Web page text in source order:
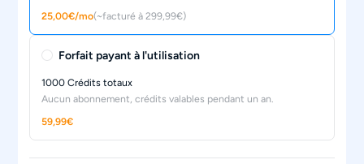
25,00€/mo(~facturé à 299,99€)
Forfait payant à l'utilisation
1000 Crédits totaux
Aucun abonnement, crédits valables pendant un an.
59,99€